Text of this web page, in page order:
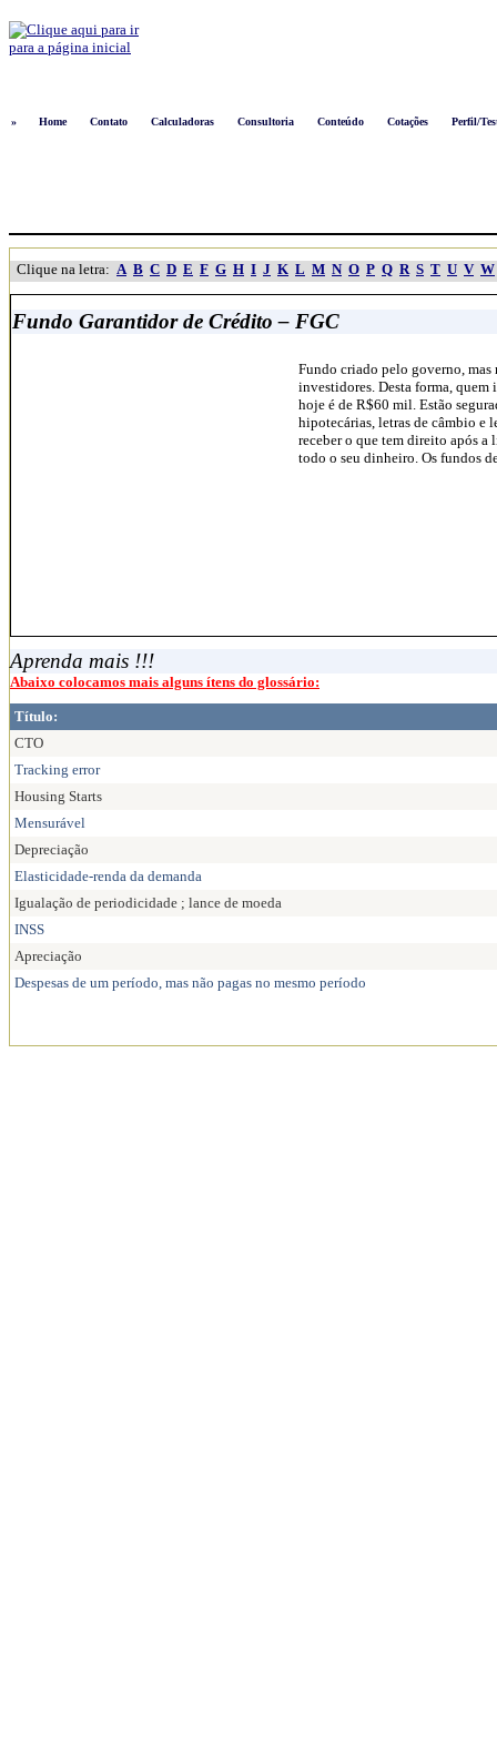
»
Home Contato Calculadoras Consultoria Conteúdo Cotações Perfil/
Clique na letra: A B C D E F G H I J K L M N O P Q R S T U V W
Fundo Garantidor de Crédito – FGC
Fundo criado pelo governo, mas
investidores. Desta forma,
hoje é de R$60 mil. Estão
hipotecárias, letras de câmbio e
receber o que tem direito após a
todo o seu dinheiro. Os fundos
Aprenda mais !!!
Abaixo colocamos mais alguns ítens do glossário:
Título:
CTO
Tracking error
Housing Starts
Mensurável
Depreciação
Elasticidade-renda da demanda
Igualação de periodicidade ; lance de moeda
INSS
Apreciação
Despesas de um período, mas não pagas no mesmo período